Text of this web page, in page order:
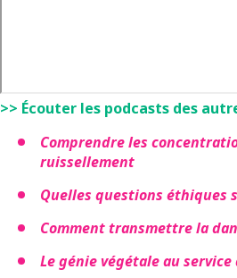
>> Écouter les podcasts des
Comprendre les
ruissellement
Quelles questions éthiques
Comment transmettre la
Le génie végétale au service